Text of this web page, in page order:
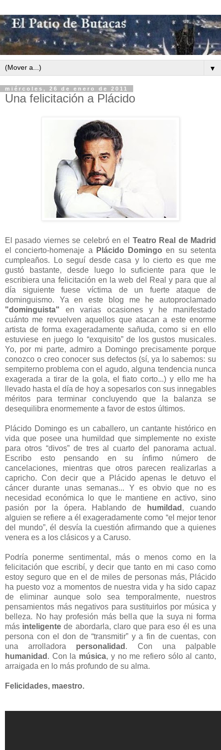
▼
miércoles, 26 de enero de 2011
Una felicitación a Plácido
El pasado viernes se celebró en el Teatro Real de Madrid
el concierto-homenaje a
Plácido Domingo en su setenta
cumpleaños. Lo seguí desde casa y lo cierto es que me
gustó bastante, desde luego lo suficiente para que le
escribiera una felicitación en la web del Real y para que al
día siguiente fuese víctima de un fuerte ataque de
dominguismo. Ya en este blog me he autoproclamado
"dominguista" en varias ocasiones y he manifestado
cuánto me revuelven aquellos que atacan a este enorme
artista de forma exageradamente sañuda, como si en ello
estuviese en juego lo “exquisito” de los gustos musicales.
Yo, por mi parte, admiro a Domingo precisamente porque
conozco o creo conocer sus defectos (sí, ya lo sabemos: su
sempiterno problema con el agudo, alguna tendencia nunca
exagerada a tirar de la gola, el fiato corto...) y ello me ha
llevado hasta el día de hoy a sopesarlos con sus innegables
méritos para terminar concluyendo que la balanza se
desequilibra enormemente a favor de estos últimos.
Plácido Domingo es un caballero, un cantante histórico en
vida que posee una humildad que simplemente no existe
para otros “divos” de tres al cuarto del panorama actual.
Escribo esto pensando en su ínfimo número de
cancelaciones, mientras que otros parecen realizarlas a
capricho. Con decir que a Plácido apenas le detuvo el
cáncer durante unas semanas... Y es obvio que no es
necesidad económica lo que le mantiene en activo, sino
pasión por la ópera. Hablando de
humildad , cuando
alguien se refiere a él exageradamente como “el mejor tenor
del mundo”, él desvía la cuestión afirmando que a quienes
venera es a los clásicos y a Caruso.
Podría ponerme sentimental, más o menos como en la
felicitación que escribí, y decir que tanto en mi caso como
estoy seguro que en el de miles de personas más, Plácido
ha puesto voz a momentos de nuestra vida y ha sido capaz
de eliminar aunque solo sea temporalmente, nuestros
pensamientos más negativos para sustituirlos por música y
belleza. No hay profesión más bella que la suya ni forma
más inteligente de abordarla, claro que para eso él es una
persona con el don de “transmitir” y a fin de cuentas, con
una arrolladora personalidad . Con una palpable
humanidad . Con la música, y no me refiero sólo al canto,
arraigada en lo más profundo de su alma.
Felicidades, maestro.